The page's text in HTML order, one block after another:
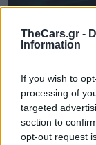
TheCars.gr -
Information
If you wish to
processing of
targeted
section to
opt-out request